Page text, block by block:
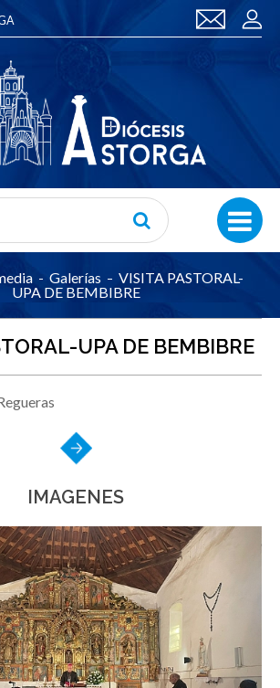
Galerías
VISITA PASTORAL-
UPA DE BEMBIBRE
UPA DE BEMBIBRE
IMAGENES